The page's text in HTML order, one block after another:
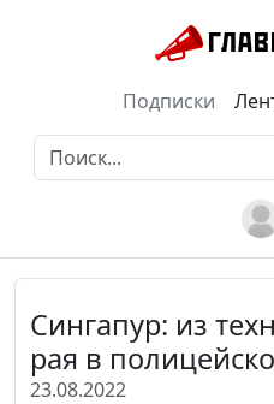
Подписки
Сингапур: из
рая в
23.08.2022